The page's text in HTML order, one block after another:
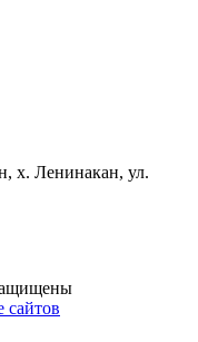
х. Ленинакан, ул.